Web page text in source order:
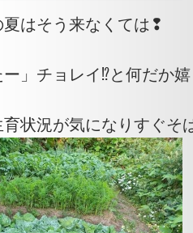
夏はそう来なくては❢
ー」チョレイ⁉と何だか
育状況が気になりすぐそ